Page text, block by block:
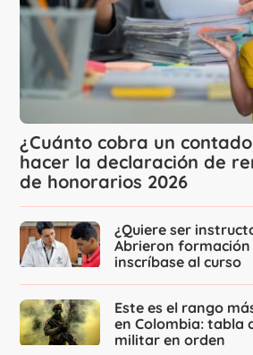
¿Cuánto cobra un
hacer la declaración de
de honorarios 2026
¿Quiere ser
Abrieron formación
inscríbase al curso
Este es el rango
en Colombia: tabla
militar en orden